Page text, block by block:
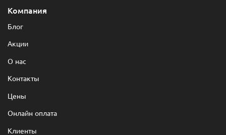
Компания
Блог
Акции
О нас
Контакты
Цены
Онлайн оплата
Клиенты